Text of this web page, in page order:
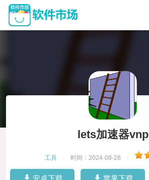
lets加速器vnp
工具 时间：2024-08-28
安卓下载 苹果下载